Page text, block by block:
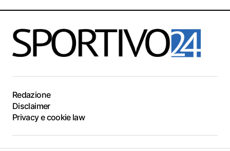
Redazione
Disclaimer
Privacy e cookie law